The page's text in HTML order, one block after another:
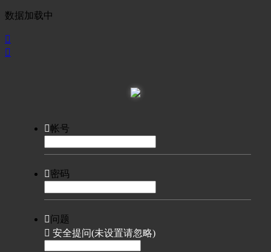
数据加载中


帐号
密码
问题
 安全提问(未设置请忽略)